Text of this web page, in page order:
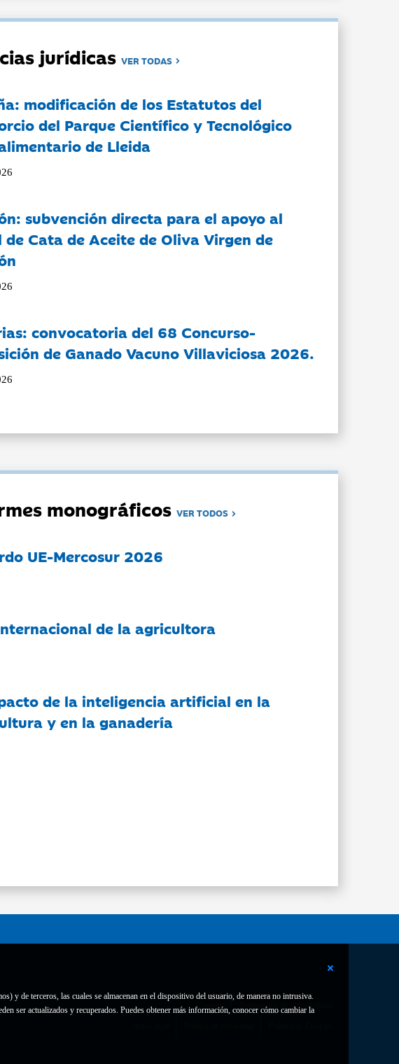
y de terceros, las cuales se almacenan en el dispositivo del usuario, de manera no intrusiva.
ser actualizados y recuperados. Puedes obtener más información, conocer cómo cambiar la
jurídicasVER TODAS
modificación de los Estatutos del
del Parque Científico y Tecnológico
de Lleida
subvención directa para el apoyo al
de Cata de Aceite de Oliva Virgen de
convocatoria del 68 Concurso-
de Ganado Vacuno Villaviciosa 2026.
monográficosVER TODOS
UE-Mercosur 2026
de la agricultora
de la inteligencia artificial en la
y en la ganadería
Contacto Declaración de accesibilidad